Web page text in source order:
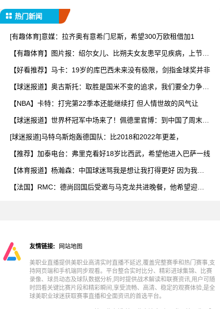
热门新闻
[有趣体育]意媒：拉齐奥有意希门尼斯，希望300万欧租借加1
【有趣体育】图片报：绍尔女儿、比朔夫女友患罕见疾病，上节目
【好看推荐】马卡：19岁的库巴西未来没有极限，剑指金球奖并非
【球迷报道】奥古斯托：取胜是国米不变的追求，我们要全力争取
【NBA】卡特：打完第22季本还能继续打 但人情世故的风气让
【球迷报道】世界杯冠军中场来了！佩德里官博：到中国了周末苏
[球迷报道]马特乌斯炮轰德国队：比2018和2022年更差，
【推荐】加泰电台：弗里克看好18岁比西武，希望他进入巴萨一线
【体育报道】杨瀚森：中国球迷骂我是想让我打得更好 因为我是
【法国】RMC：德尚回国后受邀与马克龙共进晚餐，他希望迎接
友情链接: 网站地图
美职业直播提供美职业高清实时直播不延迟,覆盖完整赛季和热门赛事,支
持网页端和手机端同步观看。平台整合实时比分、精彩进球集锦、比赛
录像、球员动态及球队数据分析,同时提供战术解读和联赛资讯,用户可随
时回看关键比赛片段和精彩瞬间,享受流畅、高清、稳定的观赛体验,是全
球美职业球迷获取赛事直播和全面资讯的首选平台。